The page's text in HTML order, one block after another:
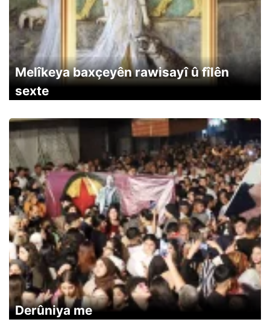
Melîkeya baxçeyên rawisayî û fîlên
sexte
Derûniya me